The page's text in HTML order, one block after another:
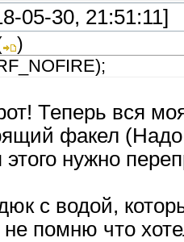
05-30, 21:51:11]
)
Теперь вся
факел (Надо
нужно
с водой,
помню что